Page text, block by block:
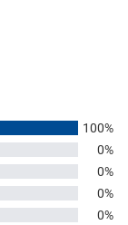
100%
0%
0%
0%
0%